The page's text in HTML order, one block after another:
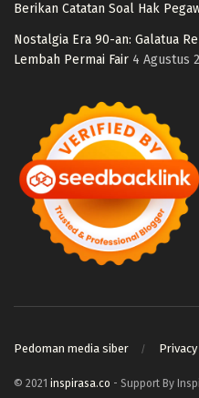
Berikan Catatan Soal Hak
Nostalgia Era 90-an: Galatua
Lembah Permai Fair 4 Agustus
Pedoman media siber Privacy
© 2021 inspirasa.co - Support By